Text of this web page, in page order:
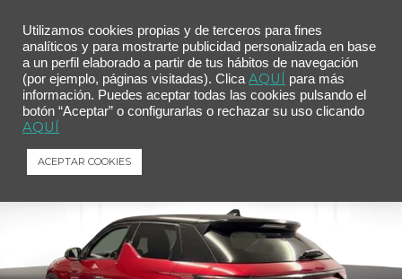
/Comprar tu coche/ DS DS 3 PureTech 96kW Performance Line Auto.
DS DS 3 PureTech 96kW Performance
Line Auto.
Utilizamos cookies propias y de terceros para fines
analíticos y para mostrarte publicidad personalizada en base
a un perfil elaborado a partir de tus hábitos de navegación
(por ejemplo, páginas visitadas). Clica AQUÍ para más
información. Puedes aceptar todas las cookies pulsando el
botón “Aceptar” o configurarlas o rechazar su uso clicando
AQUÍ
ACEPTAR COOKIES